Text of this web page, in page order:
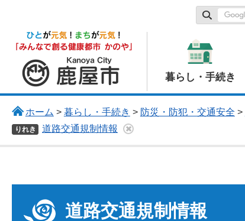
鹿屋市
暮らし・手続き
ホーム > 暮らし・手続き > 防災・防犯・交通安全 >
りれき 道路交通規制情報
道路交通規制情報